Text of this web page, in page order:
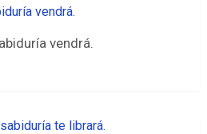
vendrá.